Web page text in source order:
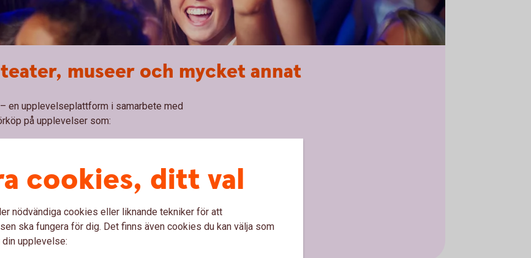
museer och mycket annat
en upplevelseplattform i samarbete med
på upplevelser som:
nu.
cookies, ditt val
nödvändiga cookies eller liknande tekniker för att
ska fungera för dig. Det finns även cookies du kan välja som
upplevelse: